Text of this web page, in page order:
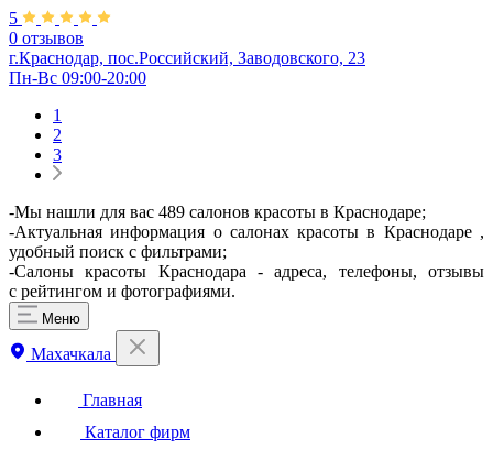
5
0 отзывов
г.Краснодар, пос.Российский, Заводовского, 23
Пн-Вс 09:00-20:00
1
2
3
-Мы нашли для вас 489 салонов красоты в Краснодаре;
-Актуальная информация о салонах красоты в Краснодаре ,
удобный поиск с фильтрами;
-Салоны красоты Краснодара - адреса, телефоны, отзывы
с рейтингом и фотографиями.
Меню
Махачкала
Главная
Каталог фирм